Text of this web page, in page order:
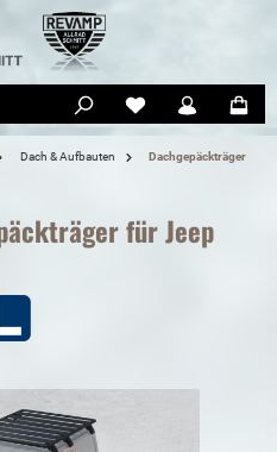
Dach & Aufbauten Dachgepäckträger
für Jeep